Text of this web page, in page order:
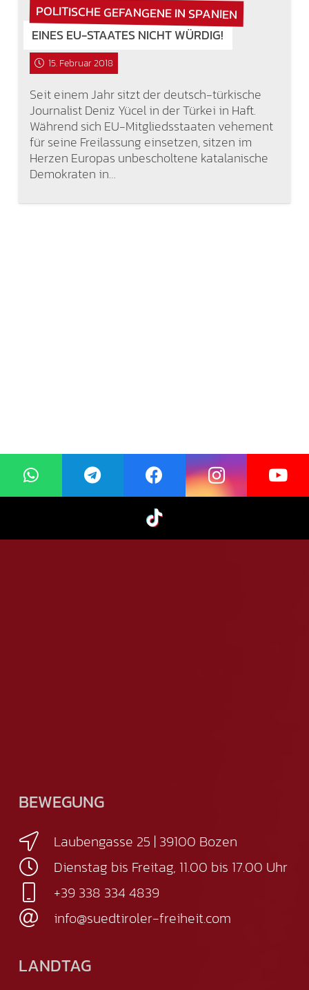
POLITISCHE GEFANGENE IN SPANIEN
EINES EU-STAATES NICHT WÜRDIG!
15. Februar 2018
Seit einem Jahr sitzt der deutsch-türkische
Journalist Deniz Yücel in der Türkei in Haft.
Während sich EU-Mitgliedsstaaten vehement
für seine Freilassung einsetzen, sitzen im
Herzen Europas unbescholtene katalanische
Demokraten in…
BEWEGUNG
Laubengasse 25 | 39100 Bozen
Dienstag bis Freitag, 11.00 bis 17.00 Uhr
+39 338 334 4839
info@suedtiroler-freiheit.com
LANDTAG